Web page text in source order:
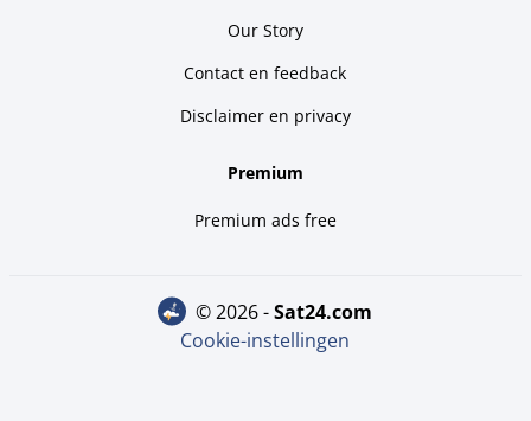
Our Story
Contact en feedback
Disclaimer en privacy
Premium
Premium ads free
© 2026 - sat24.com
Cookie-instellingen